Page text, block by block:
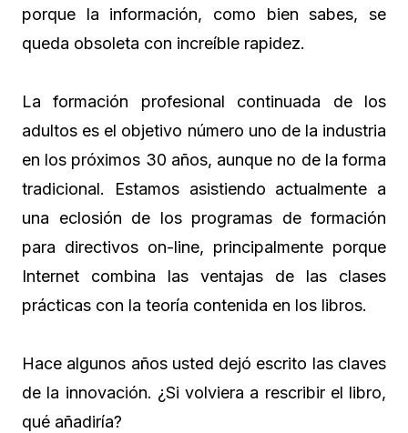
porque la información, como bien sabes, se
queda obsoleta con increíble rapidez.
La formación profesional continuada de los
adultos es el objetivo número uno de la industria
en los próximos 30 años, aunque no de la forma
tradicional. Estamos asistiendo actualmente a
una eclosión de los programas de formación
para directivos on-line, principalmente porque
Internet combina las ventajas de las clases
prácticas con la teoría contenida en los libros.
Hace algunos años usted dejó escrito las claves
de la innovación. ¿Si volviera a rescribir el libro,
qué añadiría?